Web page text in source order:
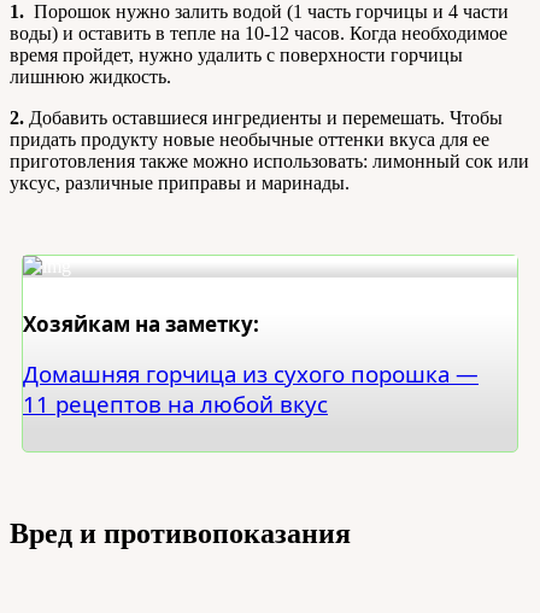
1. Порошок нужно залить водой (1 часть горчицы и 4 части
воды) и оставить в тепле на 10-12 часов. Когда необходимое
время пройдет, нужно удалить с поверхности горчицы
лишнюю жидкость.
2. Добавить оставшиеся ингредиенты и перемешать. Чтобы
придать продукту новые необычные оттенки вкуса для ее
приготовления также можно использовать: лимонный сок или
уксус, различные приправы и маринады.
Хозяйкам на заметку:
Домашняя горчица из сухого порошка —
11 рецептов на любой вкус
Вред и противопоказания